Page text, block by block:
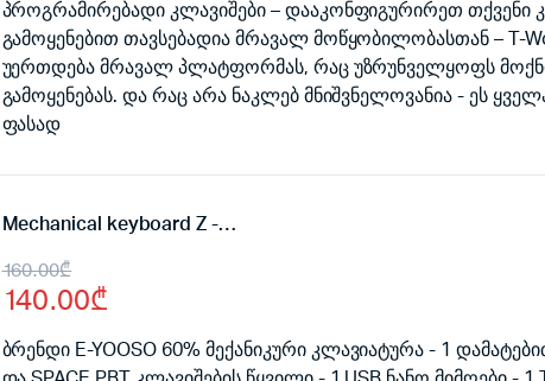
პროგრამირებადი კლავიშები – დააკონფიგურირეთ თქვენი
გამოყენებით თავსებადია მრავალ მოწყობილობასთან – T-
უერთდება მრავალ პლატფორმას, რაც უზრუნველყოფს
გამოყენებას. და რაც არა ნაკლებ მნიშვნელოვანია - ეს
ფასად
Mechanical keyboard Z -11 RGB
160.00₾
Original
price
was:
140.00₾
Current
price
is:
ბრენდი E-YOOSO 60% მექანიკური კლავიატურა - 1